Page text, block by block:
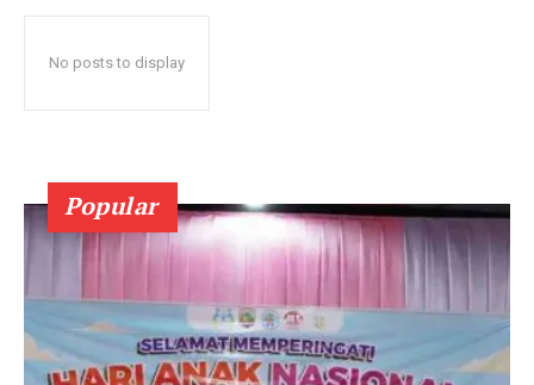
No posts to display
Popular